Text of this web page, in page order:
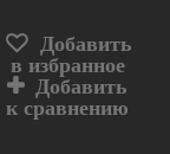
Добавить
в избранное
Добавить
к сравнению